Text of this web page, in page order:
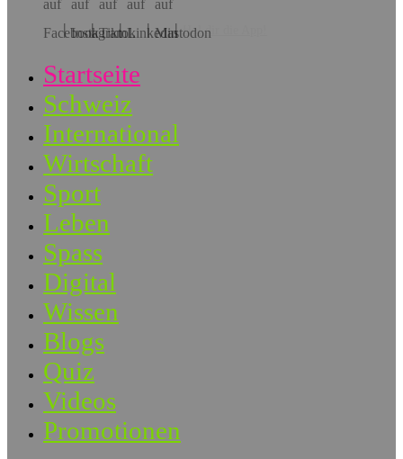
Hol dir die App!
Startseite
Schweiz
International
Wirtschaft
Sport
Leben
Spass
Digital
Wissen
Blogs
Quiz
Videos
Promotionen